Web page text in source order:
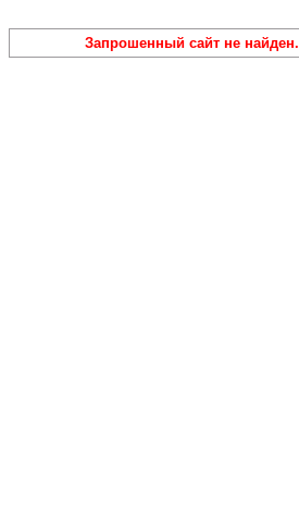
Запрошенный сайт не найден.